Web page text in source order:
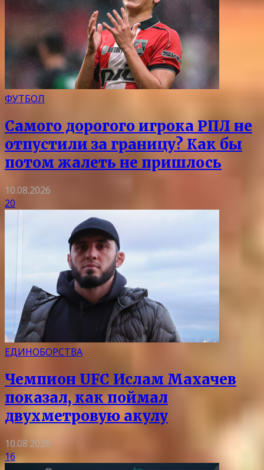
ФУТБОЛ
Самого дорогого игрока РПЛ не
отпустили за границу? Как бы
потом жалеть не пришлось
10.08.2026
20
ЕДИНОБОРСТВА
Чемпион UFC Ислам Махачев
показал, как поймал
двухметровую акулу
10.08.2026
16